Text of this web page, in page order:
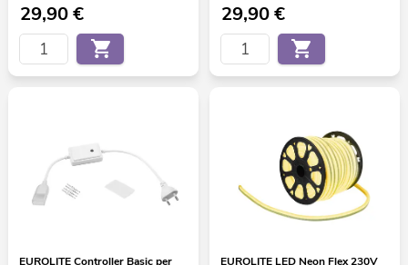
29,90€ 29,90€
EUROLITE Controller Basic per
EUROLITE LED Neon Flex 230V